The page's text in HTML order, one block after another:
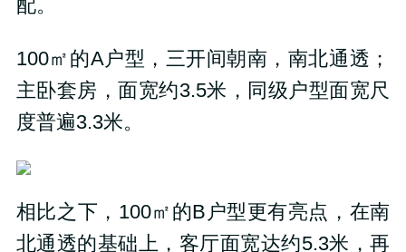
配。
100㎡的A户型，三开间朝南，南北通透；
主卧套房，面宽约3.5米，同级户型面宽尺
度普遍3.3米。
相比之下， 100㎡的B 户型更有亮点， 在南
北通透的基础上， 客厅面宽达约5.3米，再